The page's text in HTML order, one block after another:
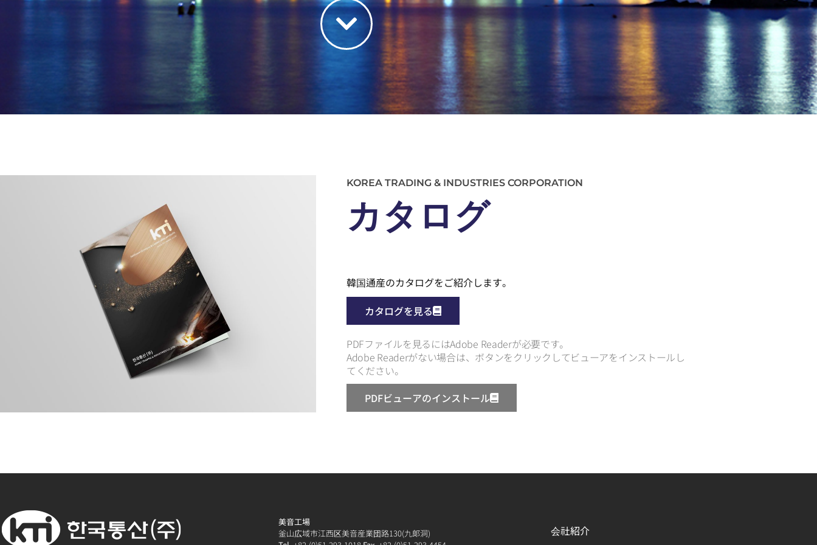
KOREA TRADING & INDUSTRIES CORPORATION
カタログ
韓国通産のカタログをご紹介します。
カタログを見る
PDFファイルを見るにはAdobe Readerが必要です。
Adobe Readerがない場合は、ボタンをクリックしてビューアをインストールし
てください。
PDFビューアのインストール
美音工場
釜山広域市江西区美音産業団路130(九郞洞)
会社紹介